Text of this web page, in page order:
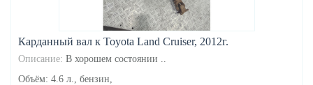
Карданный вал к Toyota Land Cruiser, 2012г.
Описание: В хорошем состоянии ..
Объём: 4.6 л., бензин,